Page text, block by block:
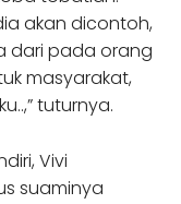
akan dicontoh,
dari pada orang
masyarakat,
tuturnya.
Vivi
suaminya